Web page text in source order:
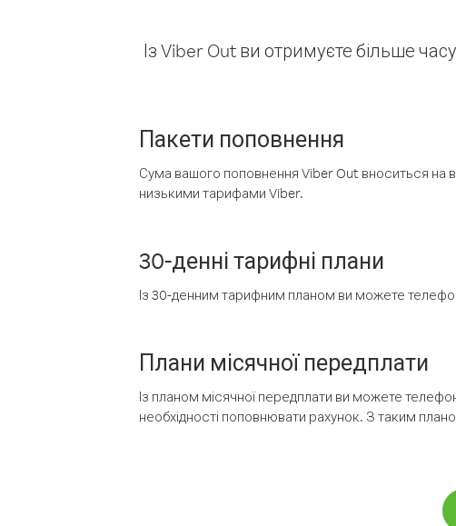
Із Viber Out ви отримуєте більше
Пакети поповнення
Сума вашого поповнення Viber Out вноситься на
низькими тарифами Viber.
30-денні тарифні плани
Із 30-денним тарифним планом ви можете
Плани місячної передплати
Із планом місячної передплати ви можете
необхідності поповнювати рахунок. З таким